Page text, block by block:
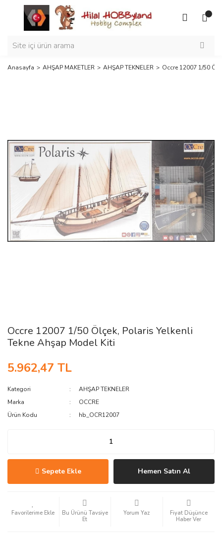
Anasayfa AHŞAP MAKETLER AHŞAP TEKNELER Occre 12007 1/50
Occre 12007 1/50 Ölçek, Polaris Yelkenli
Tekne Ahşap Model Kiti
5.962,47 TL
Kategori
AHŞAP TEKNELER
Marka
OCCRE
Ürün Kodu
hb_OCR12007
Sepete Ekle Hemen Satın Al
Bu Ürünü Tavsiye
Et
Yorum Yaz
Fiyat Düşünce
Haber Ver